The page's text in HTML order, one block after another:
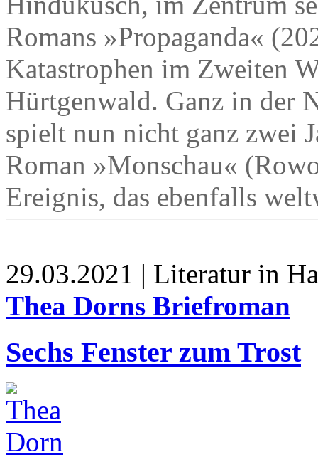
Romans »Propaganda«
Katastrophen im Zweiten
Hürtgenwald. Ganz in der
spielt nun nicht ganz zwei
Roman »Monschau«
Ereignis, das ebenfalls
29.03.2021 | Literatur in
Thea Dorns Briefroman
Sechs Fenster zum Trost